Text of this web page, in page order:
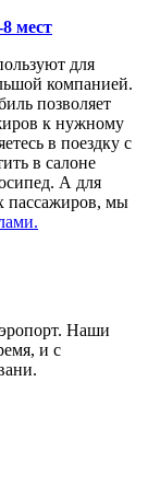
мест
для
компанией.
позволяет
к нужному
в поездку с
в салоне
А для
пассажиров, мы
Наши
и с